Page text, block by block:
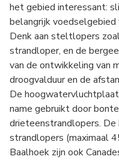
het gebied interessant:
belangrijk
Denk aan steltlopers
strandloper, en de
van de ontwikkeling van
droogvalduur en de
De
name gebruikt door
drieteenstrandlopers.
strandlopers (maximaal
Baalhoek zijn ook